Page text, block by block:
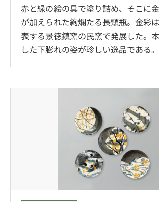
赤と緑の絵の具で塗り詰め、そこに
が加えられた絢爛たる長頸瓶。金彩
表する景徳鎮窯の民窯で発展した。
した下膨れの姿が珍しい逸品である。